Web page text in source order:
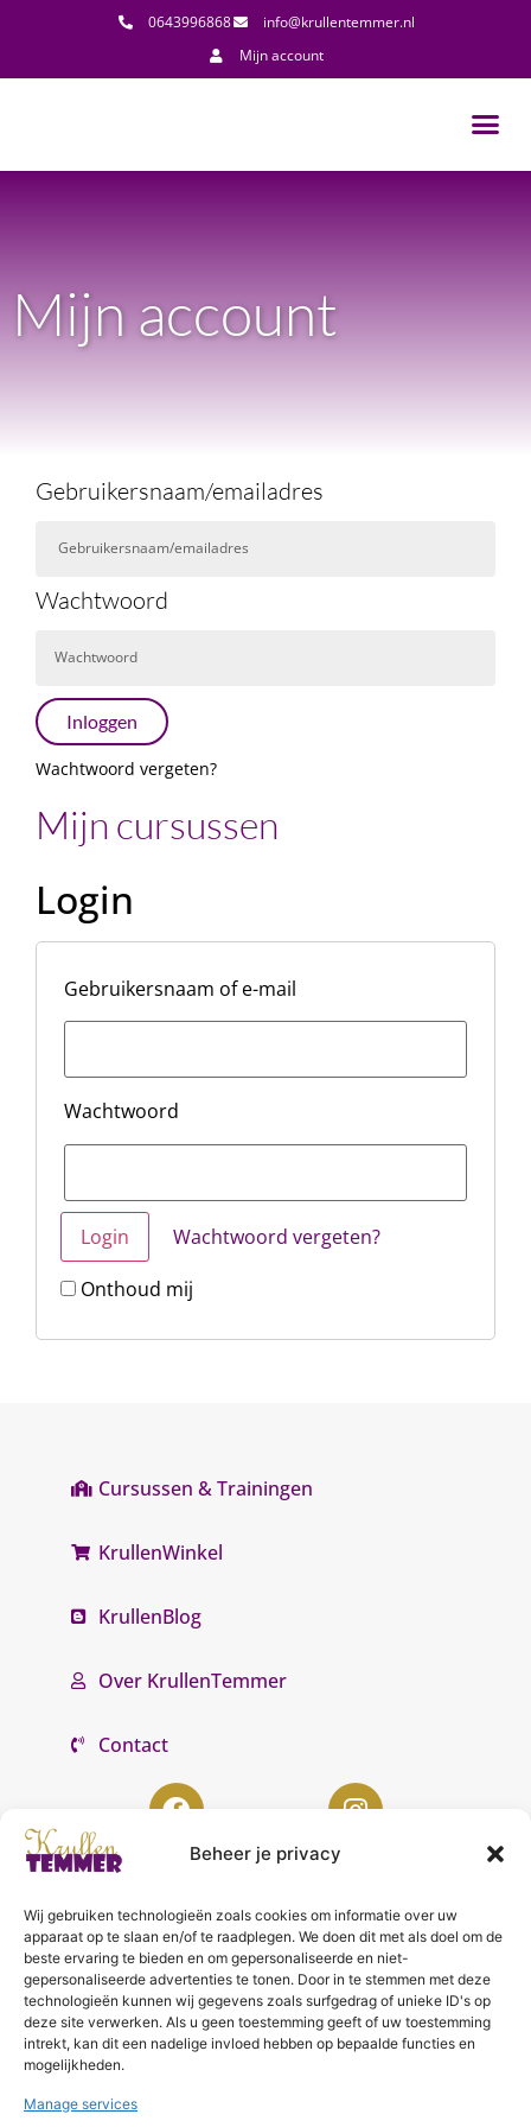
Beheer je privacy
Wij gebruiken technologieën zoals cookies om informatie over uw
apparaat op te slaan en/of te raadplegen. We doen dit met als doel om de
beste ervaring te bieden en om gepersonaliseerde en niet-
gepersonaliseerde advertenties te tonen. Door in te stemmen met deze
technologieën kunnen wij gegevens zoals surfgedrag of unieke ID's op
deze site verwerken. Als u geen toestemming geeft of uw toestemming
intrekt, kan dit een nadelige invloed hebben op bepaalde functies en
mogelijkheden.
Manage services
0643996868
info@krullentemmer.nl
Mijn account
Mijn account
Gebruikersnaam/emailadres
Wachtwoord
Inloggen
Wachtwoord vergeten?
Mijn cursussen
Login
Gebruikersnaam of e-mail
Wachtwoord
Wachtwoord vergeten?
Onthoud mij
Cursussen & Trainingen
KrullenWinkel
KrullenBlog
Over KrullenTemmer
Contact
KrullenTemmer Lelystad
Punter 10 02
8242 DC Lelystad
0643996868